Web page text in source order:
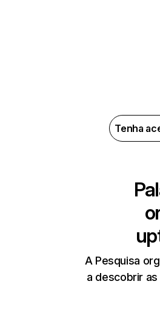
Tenha
A Pesquisa
a descobrir